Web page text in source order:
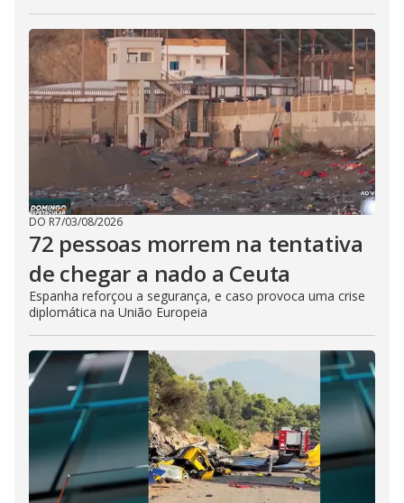
DO R7/03/08/2026
72 pessoas morrem na tentativa
de chegar a nado a Ceuta
Espanha reforçou a segurança, e caso provoca uma crise
diplomática na União Europeia